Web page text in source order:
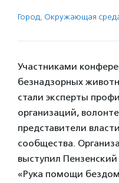
Город, Окружающая
Участниками
безнадзорных
стали эксперты
организаций,
представители
сообщества.
выступил
«Рука помощи